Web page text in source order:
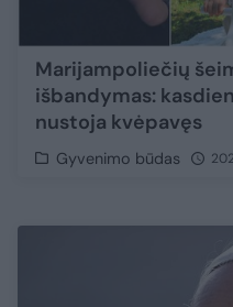
Marijampoliečių
išbandymas:
nustoja kvėpavęs
Gyvenimo būdas